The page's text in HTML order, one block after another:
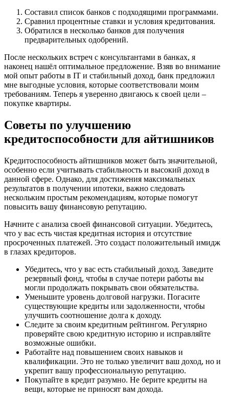
Составил список банков с подходящими программами.
Сравнил процентные ставки и условия кредитования.
Обратился в несколько банков для получения
предварительных одобрений.
После нескольких встреч с консультантами в банках, я
наконец нашёл оптимальное предложение. Взяв во внимание
мой опыт работы в IT и стабильный доход, банк предложил
мне выгодные условия, которые соответствовали моим
требованиям. Теперь я уверенно двигаюсь к своей цели –
покупке квартиры.
Советы по улучшению
кредитоспособности для айтишников
Кредитоспособность айтишников может быть значительной,
особенно если учитывать стабильность и высокий доход в
данной сфере. Однако, для достижения максимальных
результатов в получении ипотеки, важно следовать
нескольким простым рекомендациям, которые помогут
повысить вашу финансовую репутацию.
Начните с анализа своей финансовой ситуации. Убедитесь,
что у вас есть чистая кредитная история и отсутствие
просроченных платежей. Это создаст положительный имидж
в глазах кредиторов.
Убедитесь, что у вас есть стабильный доход. Заведите
резервный фонд, чтобы в случае потери работы вы
могли продолжать покрывать свои обязательства.
Уменьшите уровень долговой нагрузки. Погасите
существующие кредиты или задолженности, чтобы
улучшить соотношение долга к доходу.
Следите за своим кредитным рейтингом. Регулярно
проверяйте свою кредитную историю и исправляйте
возможные ошибки.
Работайте над повышением своих навыков и
квалификации. Это не только увеличит ваш доход, но и
укрепит вашу профессиональную репутацию.
Покупайте в кредит разумно. Не берите кредиты на
вещи, которые не приносят вам дохода.